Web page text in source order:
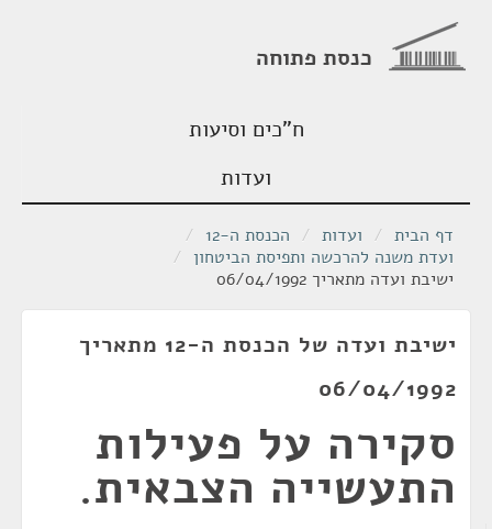
כנסת פתוחה
ח"כים וסיעות
ועדות
דף הבית / ועדות / הכנסת ה-12
/
ועדת משנה להרכשה ותפיסת הביטחון /
ישיבת ועדה מתאריך 06/04/1992
ישיבת ועדה של הכנסת ה-12 מתאריך
06/04/1992
סקירה על פעילות
התעשייה הצבאית.